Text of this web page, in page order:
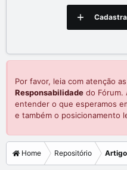
Por favor, leia com atenção as
Responsabilidade do Fórum.
entender o que esperamos
e também o posicionamento
Home Repositório